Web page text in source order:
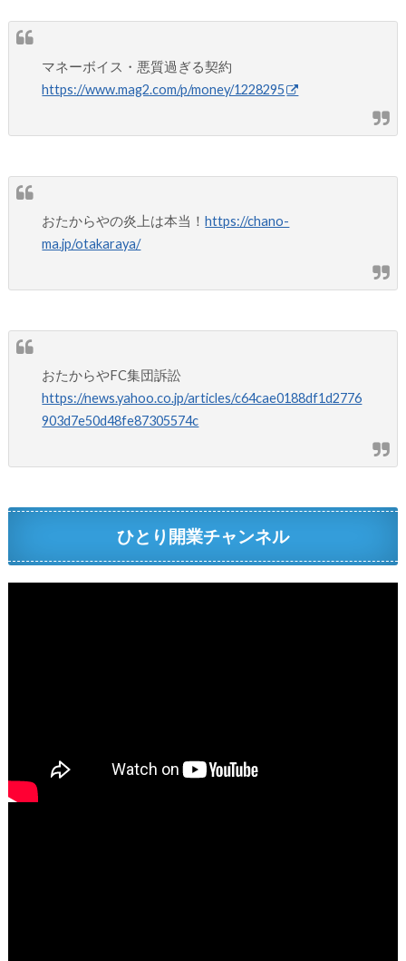
マネーボイス・悪質過ぎる契約
https://www.mag2.com/p/money/1228295
おたからやの炎上は本当！https://chano-
ma.jp/otakaraya/
おたからやFC集団訴訟
https://news.yahoo.co.jp/articles/c64cae0188df1d2776
903d7e50d48fe87305574c
ひとり開業チャンネル